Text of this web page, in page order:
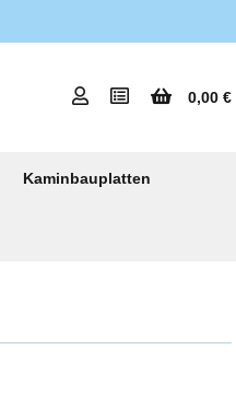
0,00 €
Kaminbauplatten